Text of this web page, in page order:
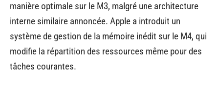
manière optimale sur le M3, malgré une architecture
interne similaire annoncée. Apple a introduit un
système de gestion de la mémoire inédit sur le M4, qui
modifie la répartition des ressources même pour des
tâches courantes.